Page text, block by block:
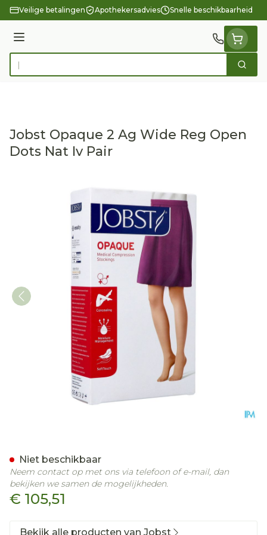
Ga naar de inhoud
Veilige betalingen Apothekersadvies Snelle beschikbaarheid
Menu
Product, merk, categorie... Zoek
Jobst Opaque 2 Ag Wide Reg Open
Dots Nat Iv Pair
€ 105,51
Niet beschikbaar
Neem contact op met ons via telefoon of e-mail, dan
bekijken we samen de mogelijkheden.
Bekijk alle producten van Jobst